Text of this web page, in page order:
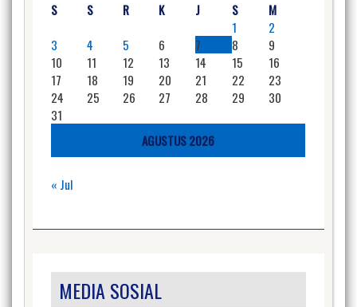
AGUSTUS 2026
S S R K J S
M
1
2
3
4 5 6 7 8
9
10
11 12 13 14 15
16
17
18 19 20 21 22
23
24
25 26 27 28 29
30
31
« Jul
MEDIA SOSIAL